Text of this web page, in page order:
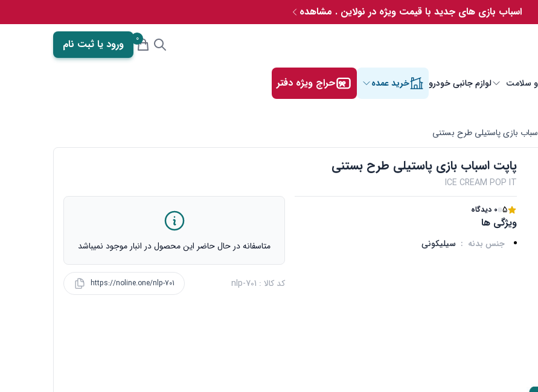
اسباب بازی های جدید با قیمت ویژه در نولاین . مشاهده
و سلامت لوازم جانبی خودرو خرید عمده حراج ویژه دفتر
0 ورود یا ثبت نام
بازی پاستیلی طرح بستنی
پاپت اسباب بازی پاستیلی طرح بستنی
ICE CREAM POP IT
5 0 دیدگاه
ویژگی ها
جنس بدنه : سیلیکونی متاسفانه در حال حاضر این محصول در انبار موجود نمیباشد
کد کالا : nlp-701 https://noline.one/nlp-701